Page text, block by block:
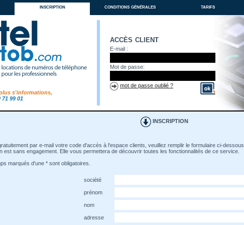
inscription conditions générales tarifs
s'informations,
71 99 01
accès client
E-mail :
Mot de passe:
mot de passe oublié ?
INSCRIPTION
par e-mail votre code d'accès à l'espace clients, veuillez remplir le formulaire ci-dessous.
est sans engagement. Elle vous permettera de découvrir toutes les fonctionnalités de ce service.
marqués d'une * sont obligatoires.
société
prénom
nom
adresse